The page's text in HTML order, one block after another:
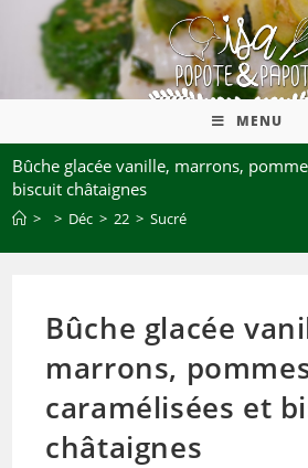
MENU
Bûche glacée vanille, marrons,
biscuit châtaignes
> > Déc > 22 > Sucré
Bûche glacée
marrons,
caramélisées et
châtaignes